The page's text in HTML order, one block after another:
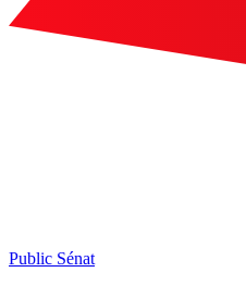
Public Sénat